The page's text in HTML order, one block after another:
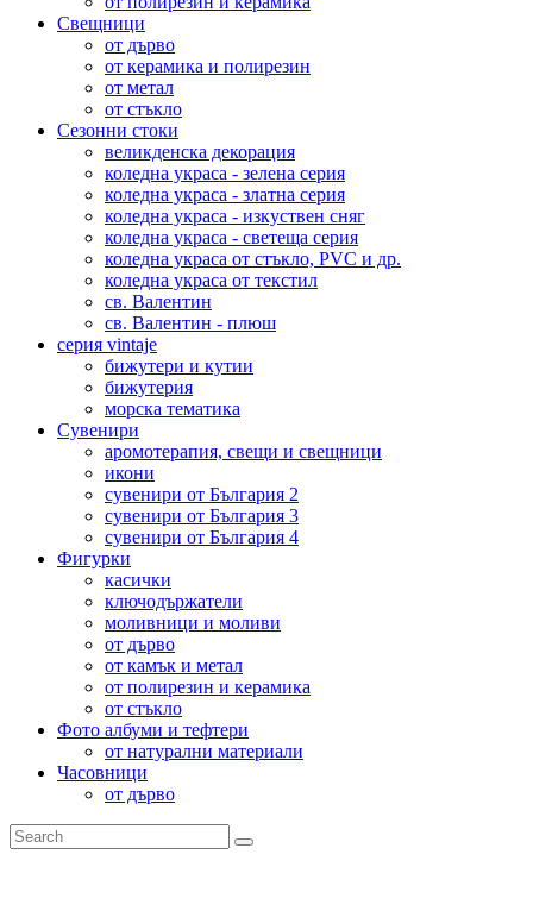
Свещници
от дърво
от керамика и полирезин
от метал
от стъкло
Сезонни стоки
великденска декорация
коледна украса - зелена серия
коледна украса - златна серия
коледна украса - изкуствен сняг
коледна украса - светеща серия
коледна украса от стъкло, PVC и др.
коледна украса от текстил
св. Валентин
св. Валентин - плюш
серия vintaje
бижутери и кутии
бижутерия
морска тематика
Сувенири
аромотерапия, свещи и свещници
икони
сувенири от България 2
сувенири от България 3
сувенири от България 4
Фигурки
касички
ключодържатели
моливници и моливи
от дърво
от камък и метал
от полирезин и керамика
от стъкло
Фото албуми и тефтери
от натурални материали
Часовници
от дърво